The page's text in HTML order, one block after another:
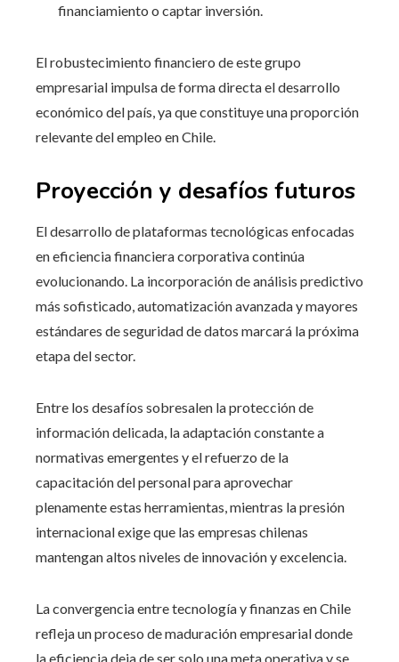
financiamiento o captar inversión.
El robustecimiento financiero de este grupo
empresarial impulsa de forma directa el desarrollo
económico del país, ya que constituye una proporción
relevante del empleo en Chile.
Proyección y desafíos futuros
El desarrollo de plataformas tecnológicas enfocadas
en eficiencia financiera corporativa continúa
evolucionando. La incorporación de análisis predictivo
más sofisticado, automatización avanzada y mayores
estándares de seguridad de datos marcará la próxima
etapa del sector.
Entre los desafíos sobresalen la protección de
información delicada, la adaptación constante a
normativas emergentes y el refuerzo de la
capacitación del personal para aprovechar
plenamente estas herramientas, mientras la presión
internacional exige que las empresas chilenas
mantengan altos niveles de innovación y excelencia.
La convergencia entre tecnología y finanzas en Chile
refleja un proceso de maduración empresarial donde
la eficiencia deja de ser solo una meta operativa y se